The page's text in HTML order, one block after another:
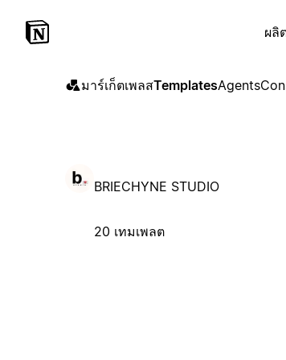
ผลิ
มาร์เก็ตเพลสTemplatesAgents
BRIECHYNE STUDIO
20 เทมเพลต